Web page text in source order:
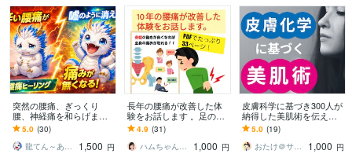
突然の腰痛、ぎっくり
腰、神経痛を和らげます
突然の痛み、まずは「応
急処置」としてお試しく
ださいませ。
5.0 (30)
龍てん～あなたの魂の羅針盤
1,500 円
長年の腰痛が改善した体
験をお話します 。足のス
トレッチで全身の痛み全
てが、一気に軽減した方
法
4.9 (31)
ハムちゃん・手相占い
1,000 円
皮膚科学に基づき300人が
納得した美肌術を伝えま
す 肌トラブルに苦しみ、2
0年皮膚科に通い続けて見
えた答えとは？
5.0 (19)
おたけ＠サプリアドバイザー
1,000 円